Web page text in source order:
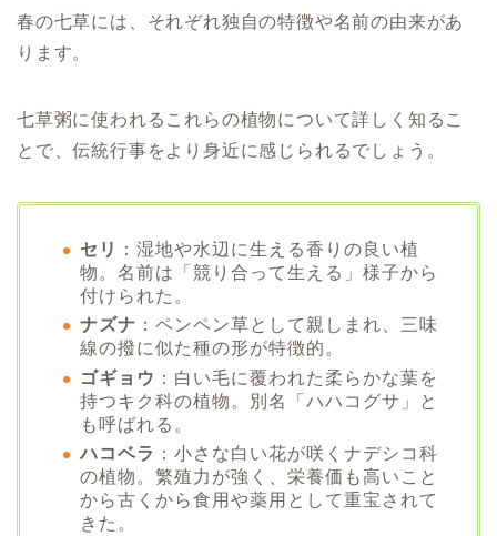
春の七草には、それぞれ独自の特徴や名前の由来があ
ります。
七草粥に使われるこれらの植物について詳しく知るこ
とで、伝統行事をより身近に感じられるでしょう。
セリ
：湿地や水辺に生える香りの良い植
物。名前は「競り合って生える」様子から
付けられた。
ナズナ ：ペンペン草として親しまれ、三味
線の撥に似た種の形が特徴的。
ゴギョウ ：白い毛に覆われた柔らかな葉を
持つキク科の植物。別名「ハハコグサ」と
も呼ばれる。
ハコベラ ：小さな白い花が咲くナデシコ科
の植物。繁殖力が強く、栄養価も高いこと
から古くから食用や薬用として重宝されて
きた。